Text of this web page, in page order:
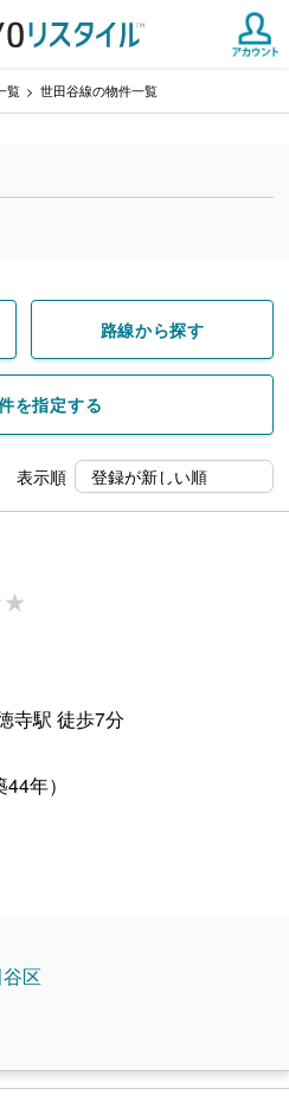
覧 世田谷線の物件一覧
路線から探す
を指定する
表示順
寺駅 徒歩7分
年）
区